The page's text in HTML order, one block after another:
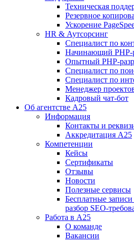
Техническая
Резервное
Ускорение
HR & Аутсорсинг
Специалист по
Начинающий PHP-
Опытный PHP-
Специалист по
Специалист по
Менеджер
Кадровый чат-бот
Об агентстве А25
Информация
Контакты и
Аккредитация А25
Компетенции
Кейсы
Сертификаты
Отзывы
Новости
Полезные сервисы
Бесплатные
разбор SEO-
Работа в А25
О команде
Вакансии